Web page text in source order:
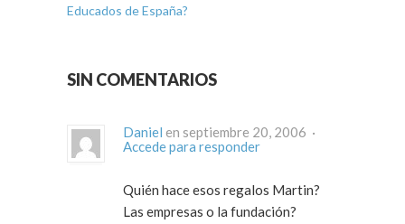
Educados de España?
SIN COMENTARIOS
Daniel
en septiembre 20, 2006 ·
Accede para responder
Quién hace esos regalos Martin?
Las empresas o la fundación?